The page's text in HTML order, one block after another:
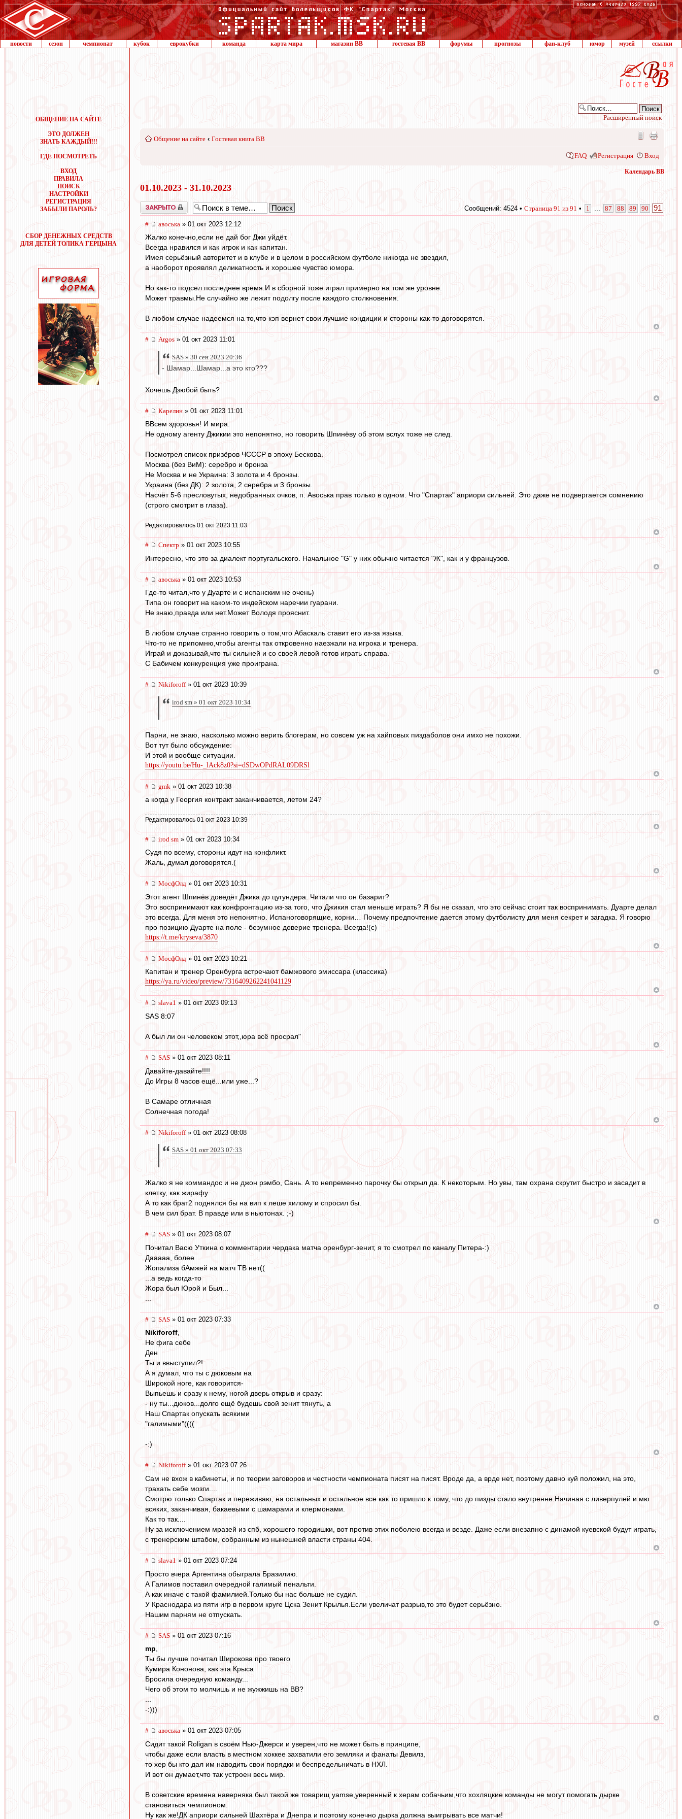
новости сезон чемпионат кубок еврокубки команда карта мира магазин ВВ гостевая ВВ форумы прогнозы фан-клуб юмор музей ссылки
ОБЩЕНИЕ НА САЙТЕ
ЭТО ДОЛЖЕН
ЗНАТЬ КАЖДЫЙ!!!
ГДЕ ПОСМОТРЕТЬ
ВХОД
ПРАВИЛА
ПОИСК
НАСТРОЙКИ
РЕГИСТРАЦИЯ
ЗАБЫЛИ ПАРОЛЬ?
СБОР ДЕНЕЖНЫХ СРЕДСТВ
ДЛЯ ДЕТЕЙ ТОЛИКА ГЕРЦЫНА
Расширенный поиск
Общение на сайте ‹ Гостевая книга ВВ
FAQ Регистрация Вход
Календарь ВВ
01.10.2023 - 31.10.2023
Закрыто Сообщений: 4524 • Страница 91 из 91 • 1 87 88 89 90 91
# авоська » 01 окт 2023 12:12
Жалко конечно,если не дай бог Джи уйдёт.
Всегда нравился и как игрок и как капитан.
Имея серьёзный авторитет и в клубе и в целом в российском футболе никогда не звездил,
а наоборот проявлял деликатность и хорошее чувство юмора.
Но как-то подсел последнее время.И в сборной тоже играл примерно на том же уровне.
Может травмы.Не случайно же лежит подолгу после каждого столкновения.
В любом случае надеемся на то,что кэп вернет свои лучшие кондиции и стороны как-то договорятся.
# Argos » 01 окт 2023 11:01
SAS » 30 сен 2023 20:36
- Шамар...Шамар...а это кто???
Хочешь Дзюбой быть?
# Карелин » 01 окт 2023 11:01
ВВсем здоровья! И мира.
Не одному агенту Джикии это непонятно, но говорить Шпинёву об этом вслух тоже не след.
Посмотрел список призёров ЧСССР в эпоху Бескова.
Москва (без ВиМ): серебро и бронза
Не Москва и не Украина: 3 золота и 4 бронзы.
Украина (без ДК): 2 золота, 2 серебра и 3 бронзы.
Насчёт 5-6 пресловутых, недобранных очков, п. Авоська прав только в одном. Что "Спартак" априори сильней. Это даже не подвергается сомнению
(строго смотрит в глаза).
Редактировалось 01 окт 2023 11:03
# Спектр » 01 окт 2023 10:55
Интересно, что это за диалект португальского. Начальное "G" у них обычно читается "Ж", как и у французов.
# авоська » 01 окт 2023 10:53
Где-то читал,что у Дуарте и с испанским не очень)
Типа он говорит на каком-то индейском наречии гуарани.
Не знаю,правда или нет.Может Володя прояснит.
В любом случае странно говорить о том,что Абаскаль ставит его из-за языка.
Что-то не припомню,чтобы агенты так откровенно наезжали на игрока и тренера.
Играй и доказывай,что ты сильней и со своей левой готов играть справа.
С Бабичем конкуренция уже проиграна.
# Nikiforoff» 01 окт 2023 10:39
irod sm » 01 окт 2023 10:34
Парни, не знаю, насколько можно верить блогерам, но совсем уж на хайповых пиздаболов они имхо не похожи.
Вот тут было обсуждение:
И этой и вообще ситуации.
https://youtu.be/Hu-_lAck8z0?si=dSDwOPdRAL09DRSl
# gmk » 01 окт 2023 10:38
а когда у Георгия контракт заканчивается, летом 24?
Редактировалось 01 окт 2023 10:39
# irod sm » 01 окт 2023 10:34
Судя по всему, стороны идут на конфликт.
Жаль, думал договорятся.(
# МосфОлд » 01 окт 2023 10:31
Этот агент Шпинёв доведёт Джика до цугундера. Читали что он базарит?
Это воспринимают как конфронтацию из-за того, что Джикия стал меньше играть? Я бы не сказал, что это сейчас стоит так воспринимать. Дуарте делал
это всегда. Для меня это непонятно. Испаноговорящие, корни… Почему предпочтение дается этому футболисту для меня секрет и загадка. Я говорю
про позицию Дуарте на поле - безумное доверие тренера. Всегда!(с)
https://t.me/kryseva/3870
# МосфОлд » 01 окт 2023 10:21
Капитан и тренер Оренбурга встречают бамжового эмиссара (классика)
https://ya.ru/video/preview/7316409262241041129
# slava1 » 01 окт 2023 09:13
SAS 8:07
А был ли он человеком этот,,юра всё просрал"
# SAS » 01 окт 2023 08:11
Давайте-давайте!!!!
До Игры 8 часов ещё...или уже...?
В Самаре отличная
Солнечная погода!
# Nikiforoff» 01 окт 2023 08:08
SAS » 01 окт 2023 07:33
Жалко я не коммандос и не джон рэмбо, Сань. А то непременно парочку бы открыл да. К некоторым. Но увы, там охрана скрутит быстро и засадит в
клетку, как жирафу.
А то как брат2 поднялся бы на вип к леше хилому и спросил бы.
В чем сил брат. В правде или в ньютонах. ;-)
# SAS » 01 окт 2023 08:07
Почитал Васю Уткина о комментарии чердака матча оренбург-зенит, я то смотрел по каналу Питера-:)
Дааааа, более
Жопализа бАмжей на матч ТВ нет((
...а ведь когда-то
Жора был Юрой и Был...
# SAS » 01 окт 2023 07:33
Nikiforoff,
Не фига себе
Ден
Ты и ввыступил?!
А я думал, что ты с дюковым на
Широкой ноге, как говорится-
Выпьешь и сразу к нему, ногой дверь открыв и сразу:
- ну ты...дюков...долго ещё будешь свой зенит тянуть, а
Наш Спартак опускать всякими
"галимыми"((((
-:)
# Nikiforoff» 01 окт 2023 07:26
Сам не вхож в кабинеты, и по теории заговоров и честности чемпионата писят на писят. Вроде да, а врде нет, поэтому давно куй положил, на это,
трахать себе мозги....
Смотрю только Спартак и переживаю, на остальных и остальное все как то пришло к тому, что до пизды стало внутренне.Начиная с ливерпулей и мю
всяких, заканчивая, бакаевыми с шамарами и клермонами.
Как то так....
Ну за исключением мразей из спб, хорошего городишки, вот против этих поболею всегда и везде. Даже если внезапно с динамой куевской будут играть,
с тренерским штабом, собранным из нынешней власти страны 404.
# slava1 » 01 окт 2023 07:24
Просто вчера Аргентина обыграла Бразилию.
А Галимов поставил очередной галимый пенальти.
А как иначе с такой фамилией.Только бы нас больше не судил.
У Краснодара из пяти игр в первом круге Цска Зенит Крылья.Если увеличат разрыв,то это будет серьёзно.
Нашим парням не отпускать.
# SAS » 01 окт 2023 07:16
mp,
Ты бы лучше почитал Широкова про твоего
Кумира Кононова, как эта Крыса
Бросила очередную команду...
Чего об этом то молчишь и не жужжишь на ВВ?
...
-:)))
# авоська » 01 окт 2023 07:05
Сидит такой Roligan в своём Нью-Джерси и уверен,что не может быть в принципе,
чтобы даже если власть в местном хоккее захватили его земляки и фанаты Девилз,
то хер бы кто дал им наводить свои порядки и беспредельничать в НХЛ.
И вот он думает,что так устроен весь мир.
В советские времена наверняка был такой же товарищ yamse,уверенный к херам собачьим,что хохляцкие команды не могут помогать дырке
становиться чемпионом.
Ну как же!ДК априори сильней Шахтёра и Днепра и поэтому конечно дырка должна выигрывать все матчи!